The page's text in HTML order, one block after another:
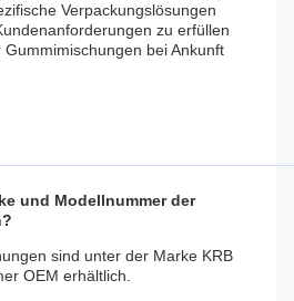
Verpackungslösungen
zu erfüllen
bei Ankunft
und Modellnummer der
sind unter der Marke KRB
OEM erhältlich.